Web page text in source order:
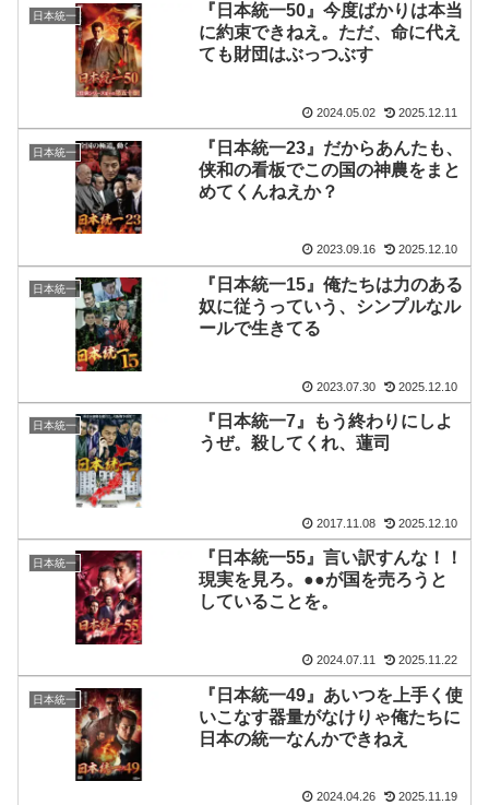
日本統一
『日本統一50』今度ばかりは本当
に約束できねえ。ただ、命に代え
ても財団はぶっつぶす
2024.05.02 2025.12.11
日本統一
『日本統一23』だからあんたも、
侠和の看板でこの国の神農をまと
めてくんねえか？
2023.09.16 2025.12.10
日本統一
『日本統一15』俺たちは力のある
奴に従うっていう、シンプルなル
ールで生きてる
2023.07.30 2025.12.10
日本統一
『日本統一7』もう終わりにしよ
うぜ。殺してくれ、蓮司
2017.11.08 2025.12.10
日本統一
『日本統一55』言い訳すんな！！
現実を見ろ。●●が国を売ろうと
していることを。
2024.07.11 2025.11.22
日本統一
『日本統一49』あいつを上手く使
いこなす器量がなけりゃ俺たちに
日本の統一なんかできねえ
2024.04.26 2025.11.19